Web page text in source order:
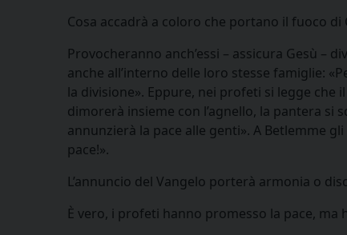
Cosa accadrà a coloro che portano il fuoco di
Provocheranno anch’essi – assicura Gesù
anche all’interno delle loro stesse famiglie:
la divisione». Eppure, nei profeti si legge che
dimorerà insieme con l’agnello, la pantera si
annunzierà la pace alle genti». A Betlemme
pace!».
L’annuncio del Vangelo porterà armonia o
È vero, i profeti hanno promesso la pace,